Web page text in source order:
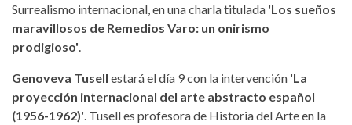
Surrealismo internacional, en una charla titulada 'Los sueños
maravillosos de Remedios Varo: un onirismo
prodigioso'.
Genoveva Tusell estará el día 9 con la intervención 'La
proyección internacional del arte abstracto español
(1956-1962)'. Tusell es profesora de Historia del Arte en la